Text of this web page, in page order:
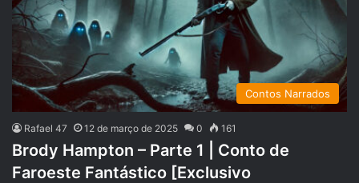
Contos Narrados
Rafael 47 12 de março de 2025 0 161
Brody Hampton – Parte 1 | Conto de
Faroeste Fantástico [Exclusivo